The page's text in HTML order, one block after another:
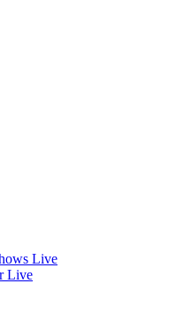
Live
Live